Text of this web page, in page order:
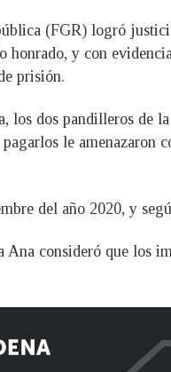
(FGR) logró
honrado, y con
prisión.
los dos pandilleros de
le
del año 2020, y
consideró que los